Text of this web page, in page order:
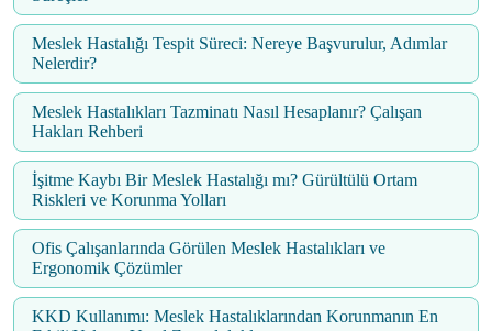
Meslek Hastalığı Tespit Süreci: Nereye Başvurulur, Adımlar
Nelerdir?
Meslek Hastalıkları Tazminatı Nasıl Hesaplanır? Çalışan
Hakları Rehberi
İşitme Kaybı Bir Meslek Hastalığı mı? Gürültülü Ortam
Riskleri ve Korunma Yolları
Ofis Çalışanlarında Görülen Meslek Hastalıkları ve
Ergonomik Çözümler
KKD Kullanımı: Meslek Hastalıklarından Korunmanın En